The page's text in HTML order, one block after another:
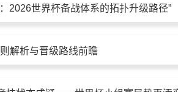
2026世界杯备战体系的拓扑升级路径”
解析与晋级路线前瞻